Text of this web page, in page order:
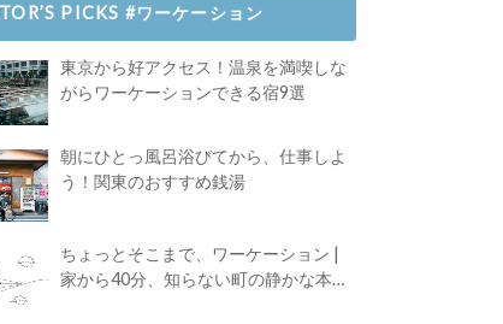
PICKS #ワーケーション
東京から好アクセス！温泉を満喫しな
がらワーケーションできる宿9選
朝にひとっ風呂浴びてから、仕事しよ
う！関東のおすすめ銭湯
ちょっとそこまで、ワーケーション |
家から40分、知らない町の静かな本屋